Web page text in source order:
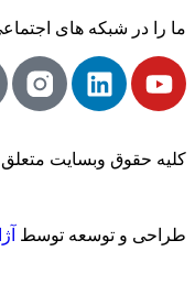
ما را در شبکه های
کلیه حقوق وبسایت
طراحی و توسعه توسط